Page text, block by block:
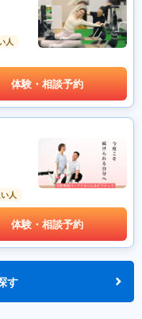
人
体験・相談予約
人
体験・相談予約
す